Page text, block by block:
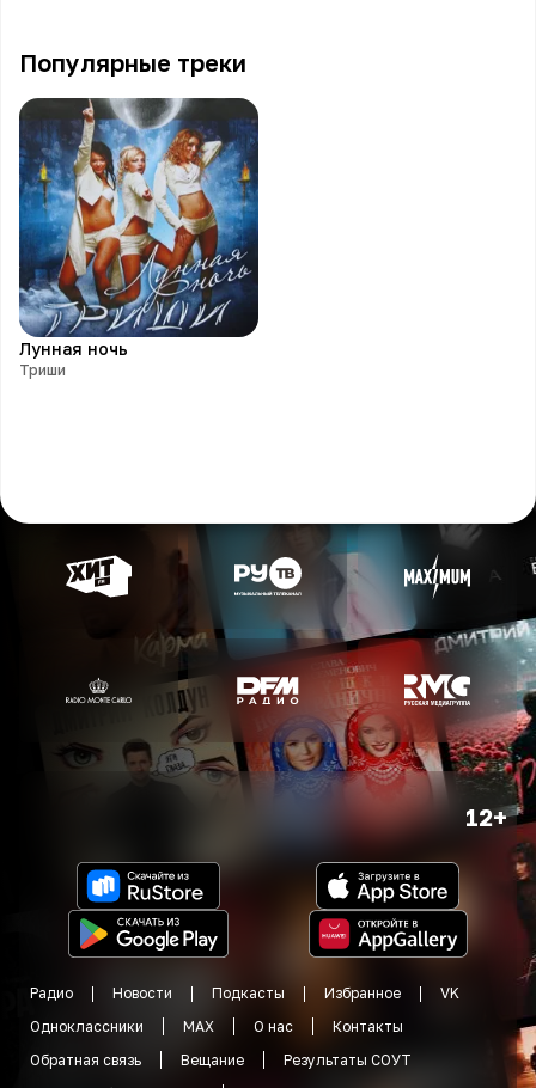
Популярные треки
Лунная ночь
Триши
12+
Радио Новости Подкасты Избранное
VK
Одноклассники
MAX О нас
Контакты
Обратная связь
Вещание
Результаты СОУТ